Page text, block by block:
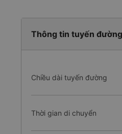
Thông tin tuyến
Chiều dài tuyến đường
Thời gian di chuyển